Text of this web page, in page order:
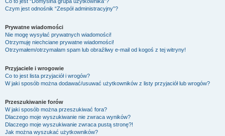
Czym jest odnośnik “Zespół administracyjny”?
Prywatne wiadomości
Nie mogę wysyłać prywatnych wiadomości!
Otrzymuję niechciane prywatne wiadomości!
Otrzymałem/otrzymałam spam lub obraźliwy e-mail od kogoś z tej witryny!
Przyjaciele i wrogowie
Co to jest lista przyjaciół i wrogów?
W jaki sposób można dodawać/usuwać użytkowników z listy przyjaciół lub wrogów?
Przeszukiwanie forów
W jaki sposób można przeszukiwać fora?
Dlaczego moje wyszukiwanie nie zwraca wyników?
Dlaczego moje wyszukiwanie zwraca pustą stronę?!
Jak można wyszukać użytkowników?